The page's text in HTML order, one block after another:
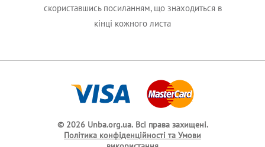
скориставшись посиланням, що знаходиться в
кінці кожного листа
© 2026 Unba.org.ua. Всі права захищені.
Політика конфіденційності та Умови